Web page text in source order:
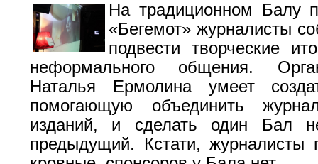
На традиционном Балу
«Бегемот» журналисты
подвести творческие
неформального общения.
Наталья Ермолина умеет
помогающую объединить
изданий, и сделать один Бал
предыдущий. Кстати, журналисты